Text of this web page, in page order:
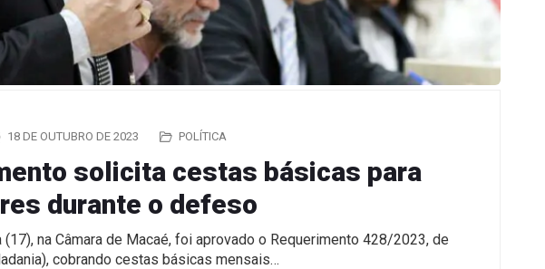
18 DE OUTUBRO DE 2023 POLÍTICA
solicita cestas básicas para
durante o defeso
na Câmara de Macaé, foi aprovado o Requerimento 428/2023, de
cobrando cestas básicas mensais…